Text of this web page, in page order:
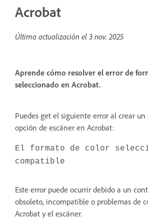
Acrobat
Última actualización el 3 nov. 2025
Aprende cómo resolver el error de
seleccionado en Acrobat.
Puedes get el siguiente error al crear un
opción de escáner en Acrobat:
El formato de color
compatible
Este error puede ocurrir debido a un
obsoleto, incompatible o problemas de
Acrobat y el escáner.